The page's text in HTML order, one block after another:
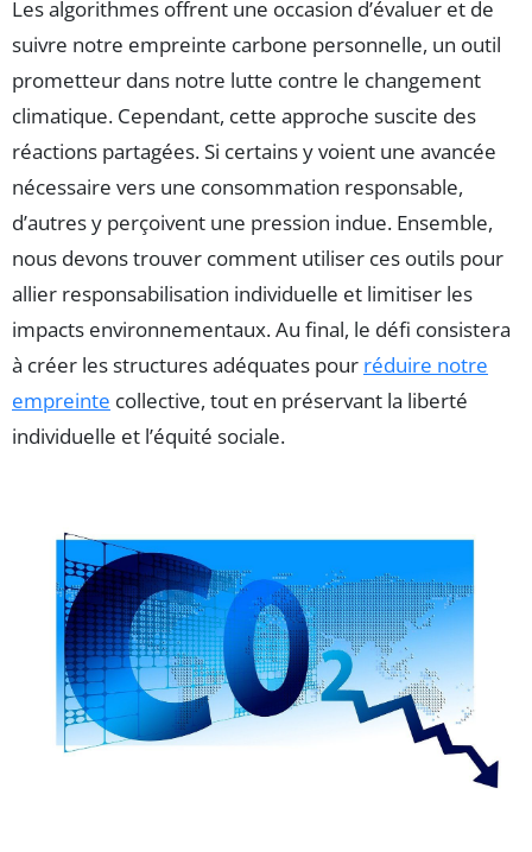
Les algorithmes offrent une occasion d’évaluer et de
suivre notre empreinte carbone personnelle, un outil
prometteur dans notre lutte contre le changement
climatique. Cependant, cette approche suscite des
réactions partagées. Si certains y voient une avancée
nécessaire vers une consommation responsable,
d’autres y perçoivent une pression indue. Ensemble,
nous devons trouver comment utiliser ces outils pour
allier responsabilisation individuelle et limitiser les
impacts environnementaux. Au final, le défi consistera
à créer les structures adéquates pour réduire notre
empreinte collective, tout en préservant la liberté
individuelle et l’équité sociale.